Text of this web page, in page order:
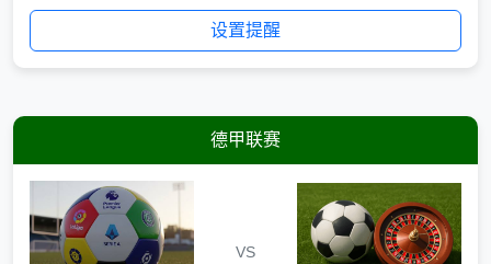
设置提醒
德甲联赛
VS